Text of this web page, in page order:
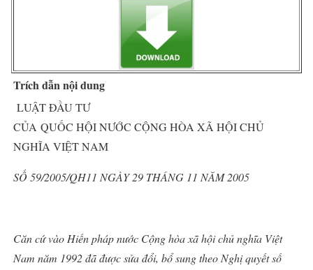
Trích dẫn nội dung
LUẬT ĐẦU TƯ
CỦA QUỐC HỘI NƯỚC CỘNG HÒA XÃ HỘI CHỦ
NGHĨA VIỆT NAM
SỐ 59/2005/QH11 NGÀY 29 THÁNG 11 NĂM 2005
Căn cứ vào Hiến pháp nước Cộng hòa xã hội chủ nghĩa Việt
Nam năm 1992 đã được sửa đổi, bổ sung theo Nghị quyết số